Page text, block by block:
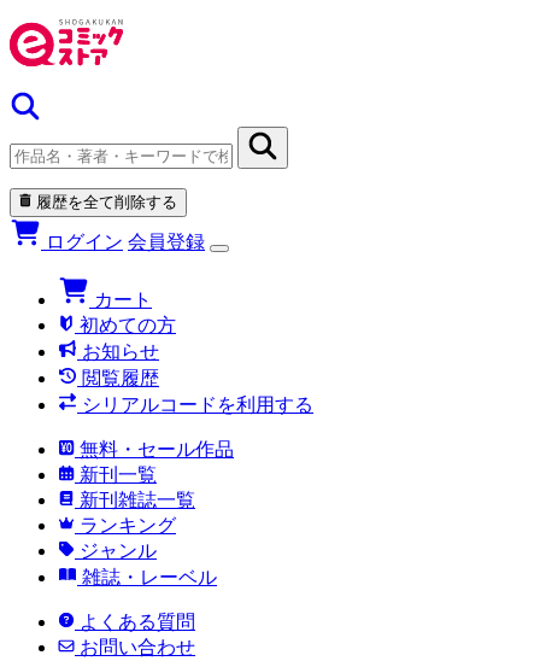
履歴を全て削除する
ログイン 会員登録
カート
初めての方
お知らせ
閲覧履歴
シリアルコードを利用する
無料・セール作品
新刊一覧
新刊雑誌一覧
ランキング
ジャンル
雑誌・レーベル
よくある質問
お問い合わせ